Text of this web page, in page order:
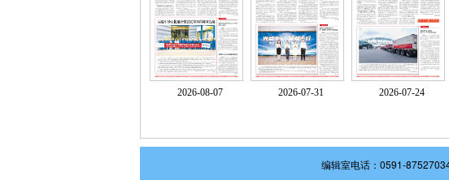
2026-08-07 2026-07-31 2026-07-24
编辑室电话：0591-